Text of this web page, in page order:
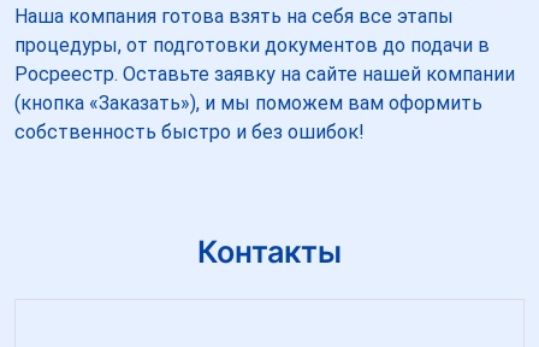
Наша компания готова взять на себя все этапы
процедуры, от подготовки документов до подачи в
Росреестр. Оставьте заявку на сайте нашей компании
(кнопка «Заказать»), и мы поможем вам оформить
собственность быстро и без ошибок!
Контакты